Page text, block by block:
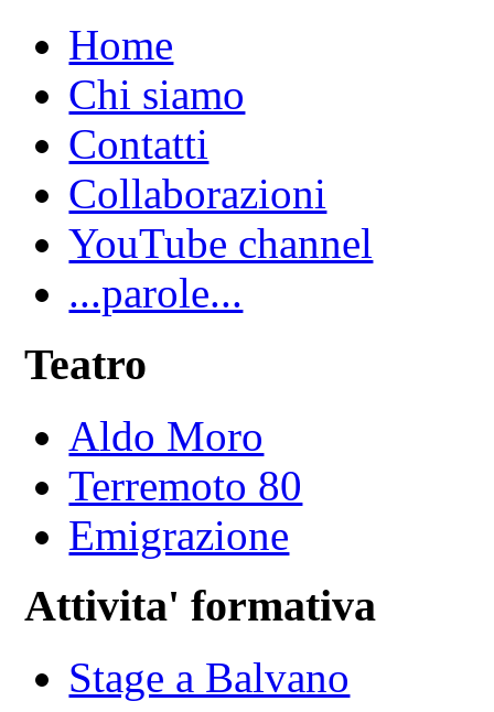
Home
Chi siamo
Contatti
Collaborazioni
YouTube channel
...parole...
Teatro
Aldo Moro
Terremoto 80
Emigrazione
Attivita' formativa
Stage a Balvano